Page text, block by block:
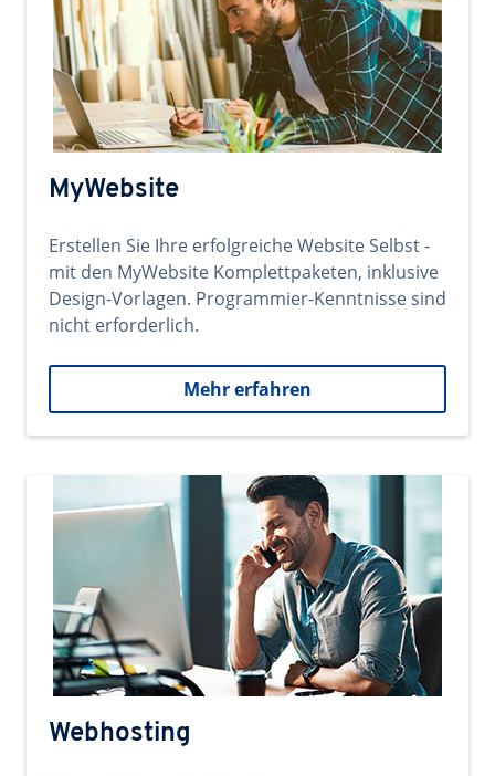
MyWebsite
Erstellen Sie Ihre erfolgreiche Website Selbst -
mit den MyWebsite Komplettpaketen, inklusive
Design-Vorlagen. Programmier-Kenntnisse sind
nicht erforderlich.
Mehr erfahren
Webhosting